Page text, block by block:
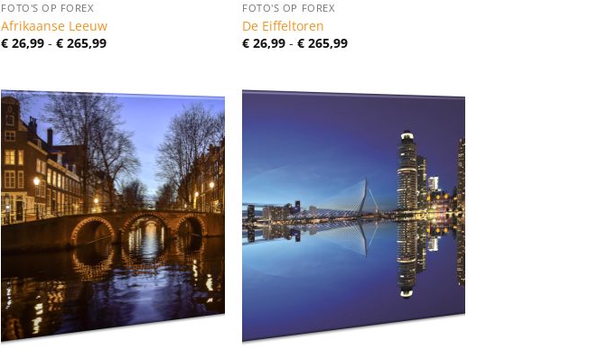
FOTO'S OP FOREX
Afrikaanse Leeuw
€ 26,99 - € 265,99Prijsklasse:
FOTO'S OP FOREX
De Eiffeltoren
€ 26,99 - € 265,99Prijsklasse: